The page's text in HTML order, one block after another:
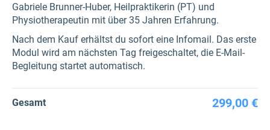
Gabriele Brunner-Huber, Heilpraktikerin (PT) und
Physiotherapeutin mit über 35 Jahren Erfahrung.
Nach dem Kauf erhältst du sofort eine Infomail. Das erste
Modul wird am nächsten Tag freigeschaltet, die E-Mail-
Begleitung startet automatisch.
Gesamt 299,00 €